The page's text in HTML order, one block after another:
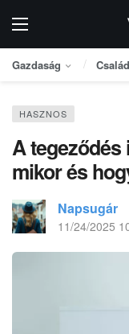
Gazdaság Család
HASZNOS
A tegeződés
mikor és
Napsugár
11/24/2025